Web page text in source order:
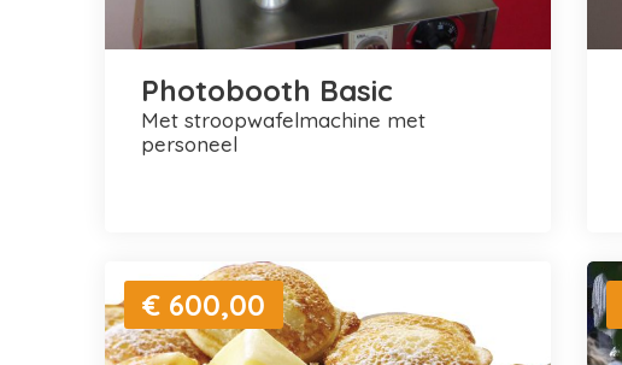
Photobooth Basic
met stroopwafelmachine met
personeel
€ 600,00